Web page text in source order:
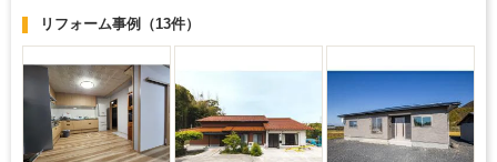
リフォーム事例 （13件）